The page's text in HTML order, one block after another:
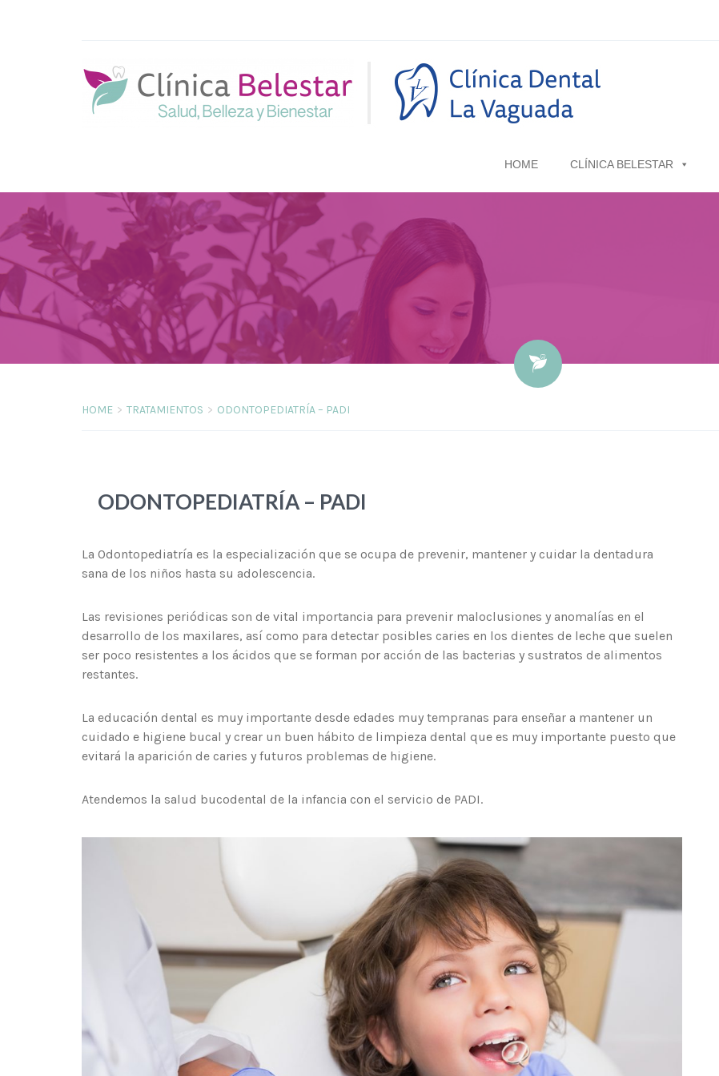
HOME CLÍNICA BELESTAR
HOME TRATAMIENTOS ODONTOPEDIATRÍA – PADI
ODONTOPEDIATRÍA – PADI
La Odontopediatría es la especialización que se ocupa de prevenir, mantener y cuidar la dentadura
sana de los niños hasta su adolescencia.
Las revisiones periódicas son de vital importancia para prevenir maloclusiones y anomalías en el
desarrollo de los maxilares, así como para detectar posibles caries en los dientes de leche que suelen
ser poco resistentes a los ácidos que se forman por acción de las bacterias y sustratos de alimentos
restantes.
La educación dental es muy importante desde edades muy tempranas para enseñar a mantener un
cuidado e higiene bucal y crear un buen hábito de limpieza dental que es muy importante puesto que
evitará la aparición de caries y futuros problemas de higiene.
Atendemos la salud bucodental de la infancia con el servicio de PADI.